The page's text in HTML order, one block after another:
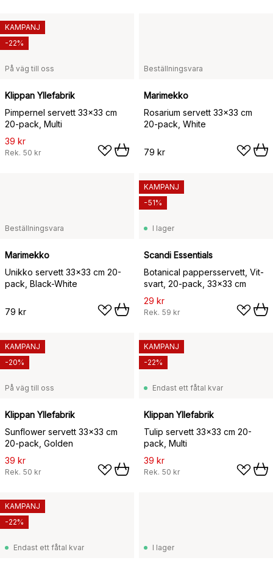
På väg till oss
Klippan Yllefabrik
Pimpernel servett 33x33 cm
20-pack, Multi
39 kr
Rek. 50 kr
KAMPANJ
-22%
Beställningsvara
Marimekko
Rosarium servett 33x33 cm
20-pack, White
79 kr
Beställningsvara
Marimekko
Unikko servett 33x33 cm 20-
pack, Black-White
79 kr
I lager
Scandi Essentials
Botanical pappersservett, Vit-
svart, 20‑pack, 33×33 cm
29 kr
Rek. 59 kr
KAMPANJ
-51%
På väg till oss
Klippan Yllefabrik
Sunflower servett 33x33 cm
20-pack, Golden
39 kr
Rek. 50 kr
KAMPANJ
-20%
Endast ett fåtal kvar
Klippan Yllefabrik
Tulip servett 33x33 cm 20-
pack, Multi
39 kr
Rek. 50 kr
KAMPANJ
-22%
Endast ett fåtal kvar
KAMPANJ
-22%
I lager